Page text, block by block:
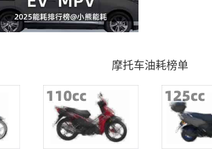
摩托车油耗榜单